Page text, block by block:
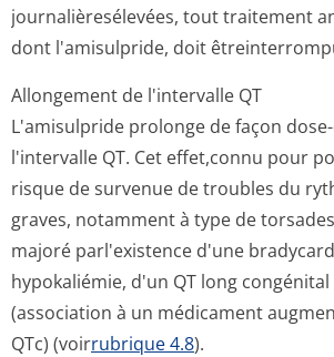
journalièresé­levées, tout traitement
dont l'amisulpride, doit
Allongement de l'intervalle QT
L'amisulpride prolonge de façon
l'intervalle QT. Cet effet,connu pour
risque de survenue de troubles du
graves, notamment à type de
majoré parl'existence d'une
hypokaliémie, d'un QT long
(association à un médicament
QTc) (voirrubrique 4.8).